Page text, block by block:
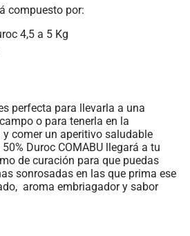
compuesto por:
4,5 a 5 Kg
perfecta para llevarla a una
o para tenerla en la
comer un aperitivo saludable
Duroc COMABU llegará a tu
de curación para que puedas
sonrosadas en las que prima ese
aroma embriagador y sabor